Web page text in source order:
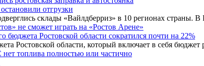
отгрузки
склады «Вайлдберриз» в 10 регионах страны. В
не сможет играть на «Ростов Арене»
бюджета Ростовской области сократился почти на 22%
Ростовской области, который включает в себя бюджет
топлива полностью или частично